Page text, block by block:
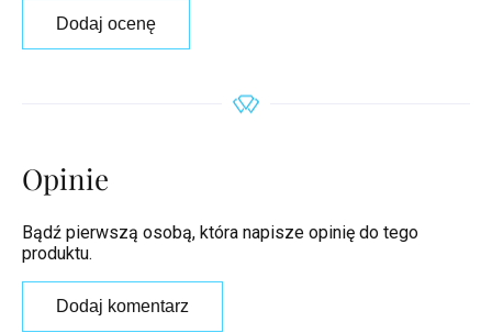
Dodaj ocenę
Opinie
Bądź pierwszą osobą, która napisze opinię do tego
produktu.
Dodaj komentarz